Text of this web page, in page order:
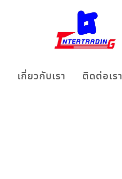
เกี่ยวกับเรา ติดต่อเรา